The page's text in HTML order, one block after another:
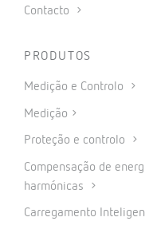
Contacto
PRODUTOS
Medição e Controlo
Medição
Proteção e controlo
Compensação de
harmónicas
Carregamento